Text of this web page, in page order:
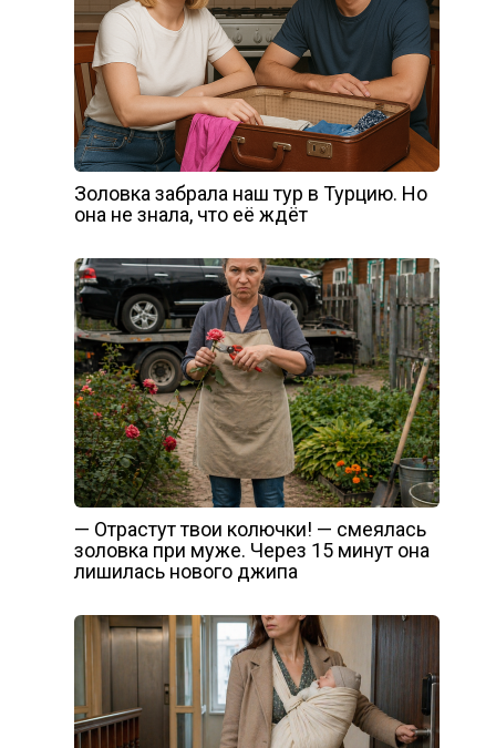
Золовка забрала наш тур в Турцию. Но
она не знала, что её ждёт
— Отрастут твои колючки! — смеялась
золовка при муже. Через 15 минут она
лишилась нового джипа